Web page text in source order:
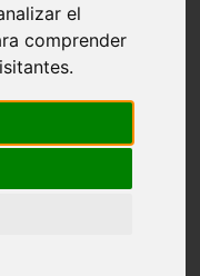
el
comprender
brilla en
del UCM en